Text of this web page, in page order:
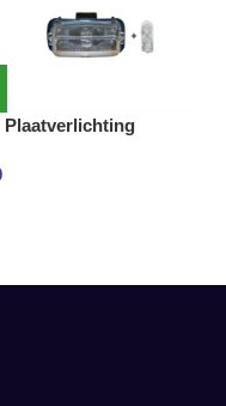
Plaatverlichting